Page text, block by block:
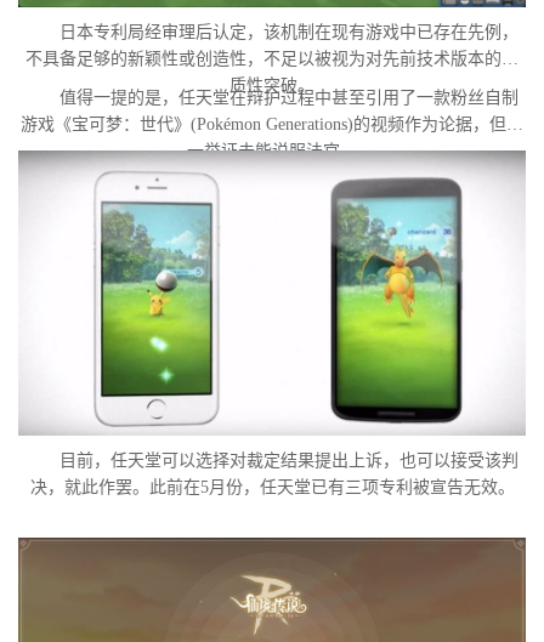
日本专利局经审理后认定，该机制在现有游戏中已存在先例，
不具备足够的新颖性或创造性，不足以被视为对先前技术版本的实
质性突破。
值得一提的是，任天堂在辩护过程中甚至引用了一款粉丝自制
游戏《宝可梦：世代》(Pokémon Generations)的视频作为论据，但这
一举证未能说服法官。
目前，任天堂可以选择对裁定结果提出上诉，也可以接受该判
决，就此作罢。此前在5月份，任天堂已有三项专利被宣告无效。